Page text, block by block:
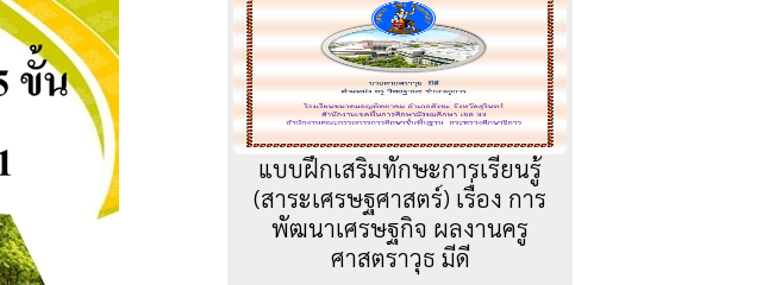
แบบฝึกเสริมทักษะการเรียนรู้
(สาระเศรษฐศาสตร์) เรื่อง การ
พัฒนาเศรษฐกิจ ผลงานครู
ศาสตราวุธ มีดี